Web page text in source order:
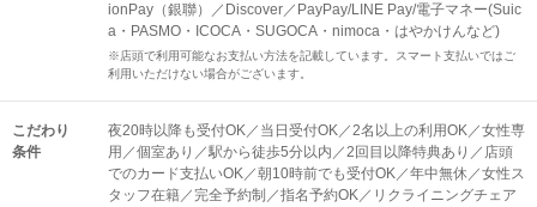
ionPay（銀聯）／Discover／PayPay/LINE Pay/電子マネー(Suic
a・PASMO・ICOCA・SUGOCA・nimoca・はやかけんなど)
※店頭で利用可能なお支払い方法を記載しています。スマート支払いではご
利用いただけない場合がございます。
こだわり
条件
夜20時以降も受付OK／当日受付OK／2名以上の利用OK／女性専
用／個室あり／駅から徒歩5分以内／2回目以降特典あり／店頭
でのカード支払いOK／朝10時前でも受付OK／年中無休／女性ス
タッフ在籍／完全予約制／指名予約OK／リクライニングチェア